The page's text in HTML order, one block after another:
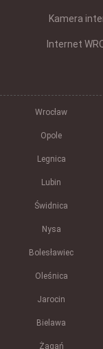
Kamera
Internet
Wrocław
Opole
Legnica
Lubin
Świdnica
Nysa
Bolesławiec
Oleśnica
Jarocin
Bielawa
Żagań